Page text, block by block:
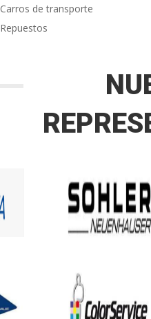
Carros de transporte
Repuestos